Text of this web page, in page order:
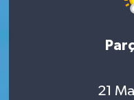
21